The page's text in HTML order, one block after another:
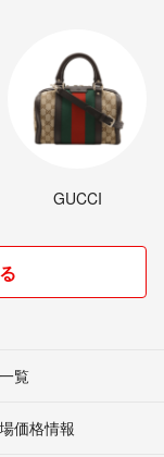
GUCCI
覧
価格情報